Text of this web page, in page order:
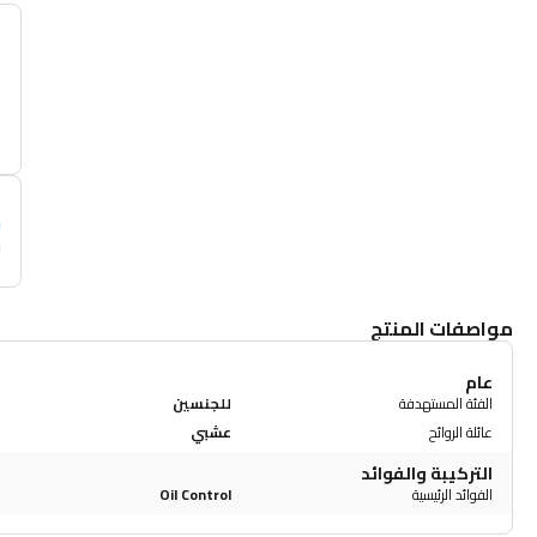
مواصفات المنتج
عام
الفئة المستهدفة للجنسين
عائلة الروائح
عشبي
التركيبة والفوائد
الفوائد الرئيسية Oil Control